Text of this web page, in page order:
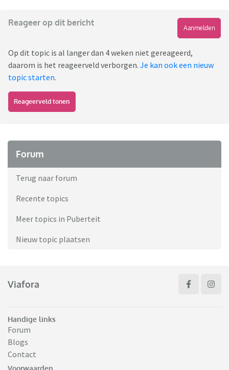
Reageer op dit bericht
Aanmelden
Op dit topic is al langer dan 4 weken niet gereageerd,
daarom is het reageerveld verborgen. Je kan ook een nieuw
topic starten.
Reageerveld tonen
Forum
Terug naar forum
Recente topics
Meer topics in Puberteit
Nieuw topic plaatsen
Viafora
Handige links
Forum
Blogs
Contact